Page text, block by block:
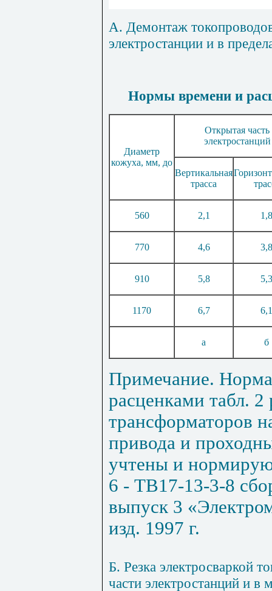
А. Демонтаж
электростанции и в
Нормы времени и
Диаметр
кожуха, мм, до
Открытая часть
электростанций
Вертикальная
трасса
560 2,1 1,8
770 4,6 3,8
910 5,8 5,3
1170 6,7 6,1
а б
Примечание.
расценками табл. 2
трансформаторов
привода и
учтены и
6 - ТВ17-13-3-8
выпуск 3
изд. 1997 г.
Б. Резка электросваркой
части электростанций и в